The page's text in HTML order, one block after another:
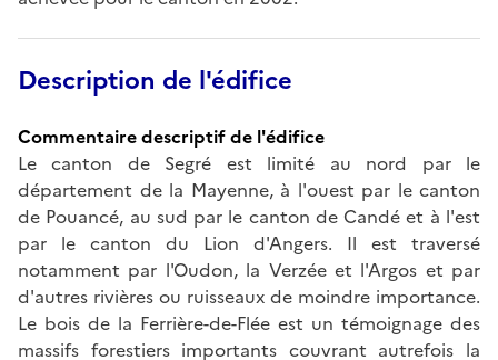
Description de l'édifice
Commentaire descriptif de l'édifice
Le canton de Segré est limité au nord par le
département de la Mayenne, à l'ouest par le canton
de Pouancé, au sud par le canton de Candé et à l'est
par le canton du Lion d'Angers. Il est traversé
notamment par l'Oudon, la Verzée et l'Argos et par
d'autres rivières ou ruisseaux de moindre importance.
Le bois de la Ferrière-de-Flée est un témoignage des
massifs forestiers importants couvrant autrefois la